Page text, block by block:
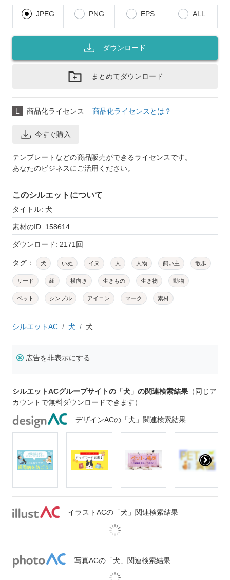
JPEG PNG EPS ALL
ダウンロード
まとめてダウンロード
L 商品化ライセンス 商品化ライセンスとは？
今すぐ購入
テンプレートなどの商品販売ができるライセンスです。
あなたのビジネスにご活用ください。
このシルエットについて
タイトル: 犬
素材のID: 158614
ダウンロード: 2171回
タグ： 犬 いぬ イヌ 人 人物 飼い主 散歩
リード 紐 横向き 生きもの 生き物 動物
ペット シンプル アイコン マーク 素材
シルエットAC 犬 犬
広告を非表示にする
シルエットACグループサイトの「犬」の関連検索結果 （同じア
カウントで無料ダウンロードできます）
デザインACの「犬」関連検索結果
イラストACの「犬」関連検索結果
写真ACの「犬」関連検索結果